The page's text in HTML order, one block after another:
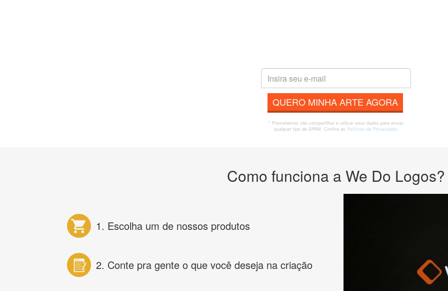
QUERO MINHA ARTE AGORA
* Prometemos não compartilhar e utilizar seus dados para enviar
qualquer tipo de SPAM. Confira as Políticas de Privacidade.
Como funciona a We Do Logos?
1. Escolha um de nossos produtos
2. Conte pra gente o que você deseja na criação